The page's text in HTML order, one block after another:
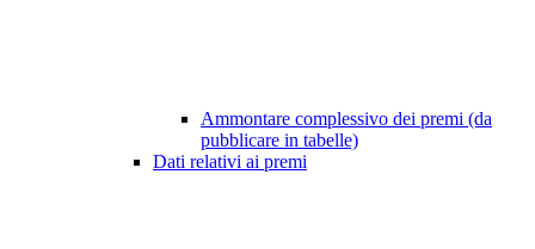
Ammontare complessivo dei premi (da
pubblicare in tabelle)
Dati relativi ai premi